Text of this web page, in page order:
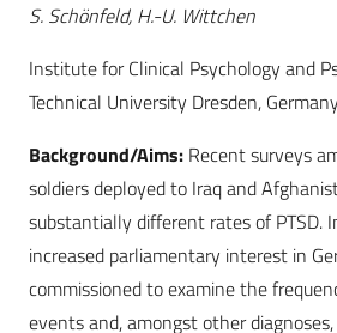
S. Schönfeld, H.-U. Wittchen
Institute for Clinical Psychology and
Technical University Dresden, Germany
Background/Aims: Recent surveys
soldiers deployed to Iraq and
substantially different rates of PTSD.
increased parliamentary interest in
commissioned to examine the
events and, amongst other